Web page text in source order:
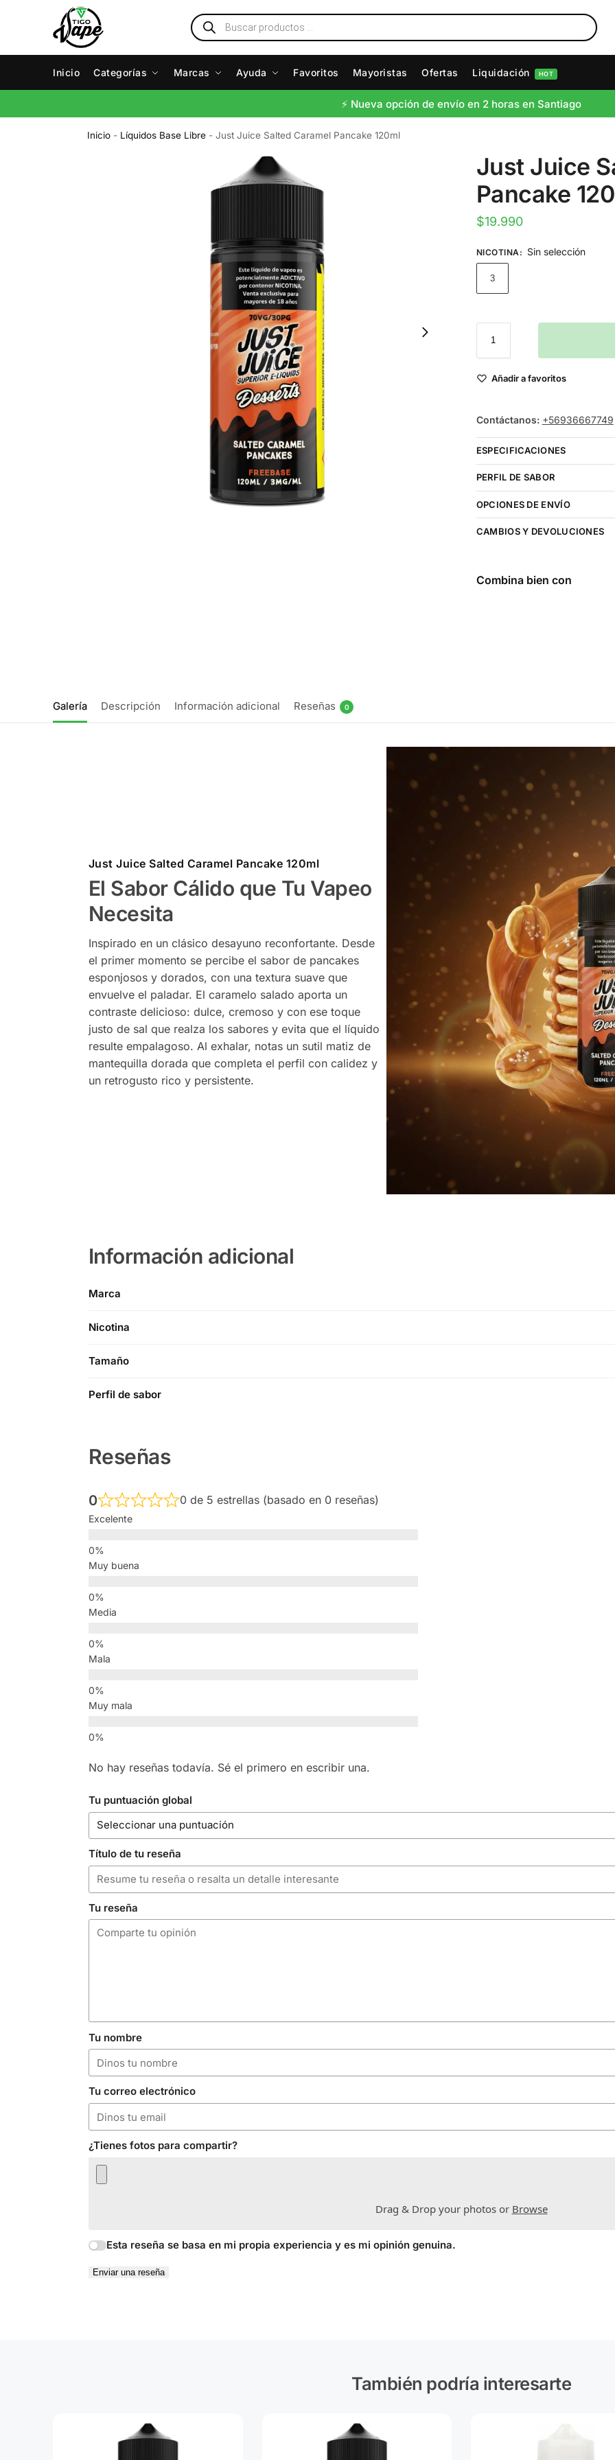
Inicio Categorías Marcas Ayuda Favoritos Mayoristas Ofertas Liquidación HOT
⚡️ Nueva opción de envío en 2 horas en Santiago
Inicio - Líquidos Base Libre -Just Juice Salted Caramel Pancake 120ml
Just Juice
Pancake
$19.990
NICOTINA : Sin selección
3
Añadir a favoritos
Contáctanos: +56936667749
ESPECIFICACIONES
PERFIL DE SABOR
OPCIONES DE ENVÍO
CAMBIOS Y DEVOLUCIONES
Combina bien con
Galería Descripción Información adicional Reseñas 0
Just Juice Salted Caramel Pancake 120ml
El Sabor Cálido que Tu Vapeo
Necesita
Inspirado en un clásico desayuno reconfortante. Desde
el primer momento se percibe el sabor de pancakes
esponjosos y dorados, con una textura suave que
envuelve el paladar. El caramelo salado aporta un
contraste delicioso: dulce, cremoso y con ese toque
justo de sal que realza los sabores y evita que el líquido
resulte empalagoso. Al exhalar, notas un sutil matiz de
mantequilla dorada que completa el perfil con calidez y
un retrogusto rico y persistente.
Información adicional
Marca
Nicotina
Tamaño
Perfil de sabor
Reseñas
0 0 de 5 estrellas (basado en 0 reseñas)
Excelente
Muy buena
Media
Mala
Muy mala
No hay reseñas todavía. Sé el primero en escribir una.
Tu puntuación global
Título de tu reseña
Tu reseña
Tu nombre
Tu correo electrónico
¿Tienes fotos para compartir?
Drag & Drop your photos or Browse
Esta reseña se basa en mi propia experiencia y es mi opinión genuina.
Enviar una reseña
También podría interesarte